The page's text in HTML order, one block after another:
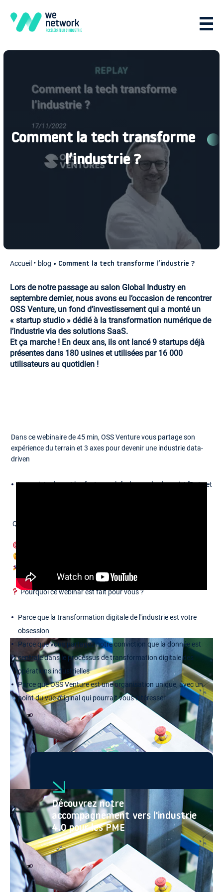
Comment la tech transforme
l’industrie ?
Accueil blog Comment la tech transforme l’industrie ?
Lors de notre passage au salon Global Industry en
septembre dernier, nous avons eu l’occasion de rencontrer
OSS Venture, un fond d’investissement qui a monté un
« startup studio » dédié à la transformation numérique de
l’industrie via des solutions SaaS.
Et ça marche ! En deux ans, ils ont lancé 9 startups déjà
présentes dans 180 usines et utilisées par 16 000
utilisateurs au quotidien !
Dans ce webinaire de 45 min, OSS Venture vous partage son
expérience du terrain et 3 axes pour devenir une industrie data-
driven
Les points durs et les facteurs clefs de succès de projet "Data et
Quel programme ?
Pourquoi ce webinar est fait pour vous ?
Parce que la transformation digitale de l'industrie est votre
obsession
Parce que vous partagez notre conviction que la donnée est
centrale dans le processus de transformation digitale des
opérations industrielles
Parce que OSS Venture est une organisation unique, avec un
point du vue original qui pourrait vous intéresser
Découvrez notre
accompagnement vers l'industrie
4.0 pour les PME
Orchestrez la transformation de votre usine avec
un tiers de confiance.